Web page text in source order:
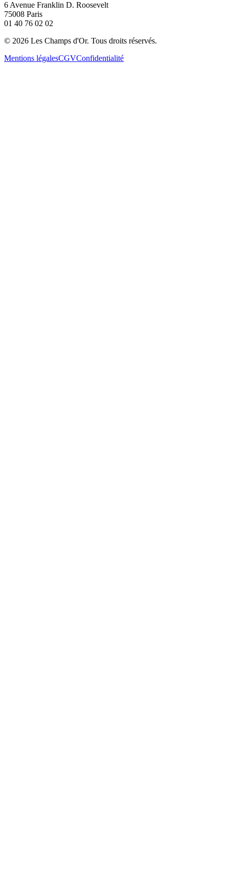
6 Avenue Franklin D. Roosevelt
75008 Paris
01 40 76 02 02
© 2026 Les Champs d'Or. Tous droits réservés.
Mentions légalesCGVConfidentialité